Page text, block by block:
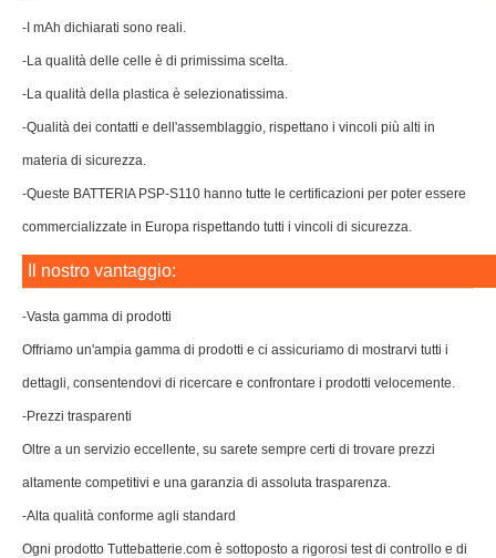
-I mAh dichiarati sono reali.
-La qualità delle celle è di primissima scelta.
-La qualità della plastica è selezionatissima.
-Qualità dei contatti e dell'assemblaggio, rispettano i vincoli più alti in
materia di sicurezza.
-Queste BATTERIA PSP-S110 hanno tutte le certificazioni per poter essere
commercializzate in Europa rispettando tutti i vincoli di sicurezza.
Il nostro vantaggio:
-Vasta gamma di prodotti
Offriamo un'ampia gamma di prodotti e ci assicuriamo di mostrarvi tutti i
dettagli, consentendovi di ricercare e confrontare i prodotti velocemente.
-Prezzi trasparenti
Oltre a un servizio eccellente, su sarete sempre certi di trovare prezzi
altamente competitivi e una garanzia di assoluta trasparenza.
-Alta qualità conforme agli standard
Ogni prodotto Tuttebatterie.com è sottoposto a rigorosi test di controllo e di